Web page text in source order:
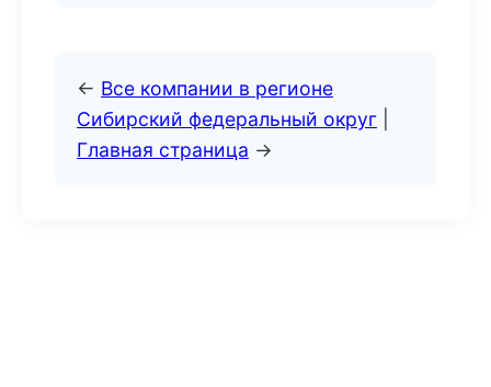
← Все компании в регионе
Сибирский федеральный округ
Главная страница →